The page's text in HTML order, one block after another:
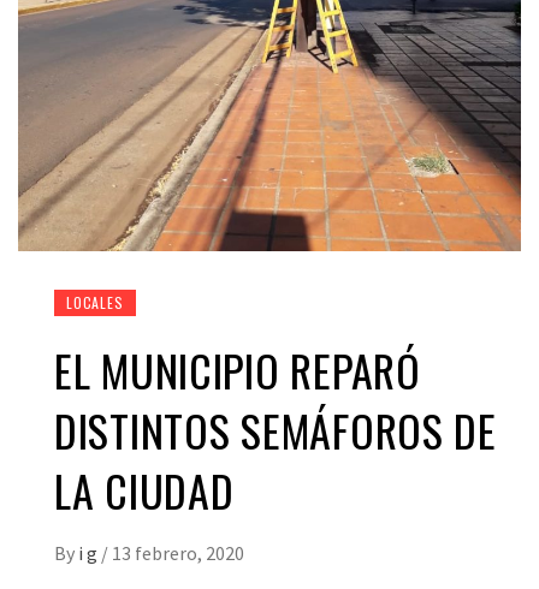
LOCALES
EL MUNICIPIO REPARÓ
DISTINTOS SEMÁFOROS DE
LA CIUDAD
By i g / 13 febrero, 2020